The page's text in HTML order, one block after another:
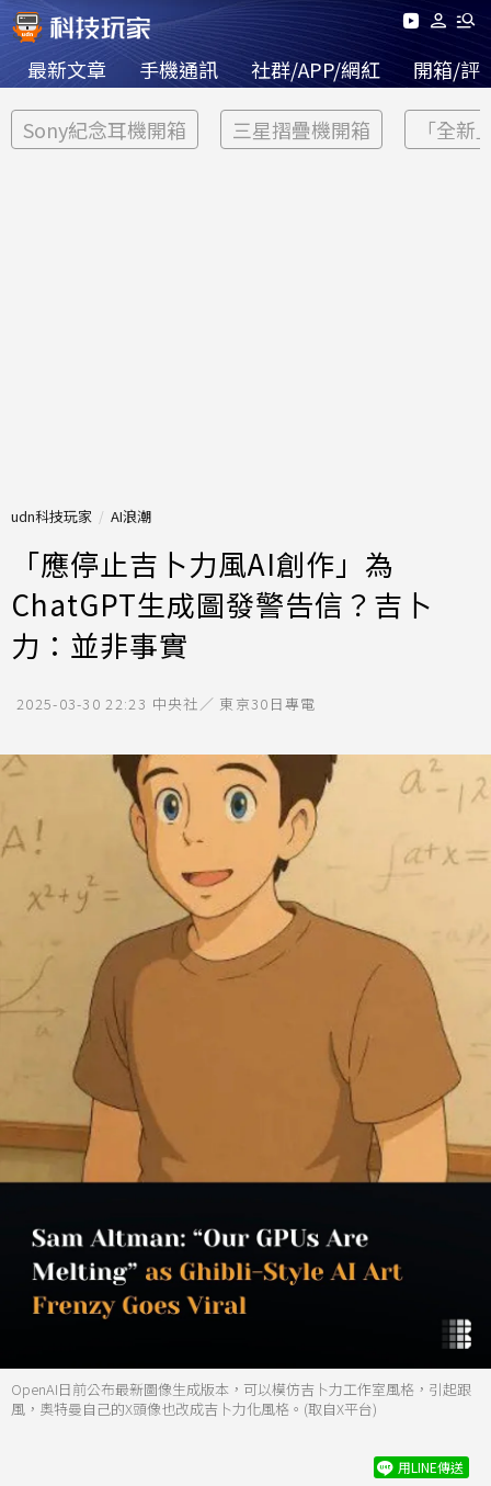
最新文章 手機通訊 社群/APP/網紅 開箱/評
Sony紀念耳機開箱 三星摺疊機開箱 「全新
udn科技玩家 AI浪潮
「應停止吉卜力風AI創作」為
ChatGPT生成圖發警告信？吉卜
力：並非事實
2025-03-30 22:23 中央社／ 東京30日專電
OpenAI日前公布最新圖像生成版本，可以模仿吉卜力工作室風格，引起跟
風，奧特曼自己的X頭像也改成吉卜力化風格。(取自X平台)
用LINE傳送